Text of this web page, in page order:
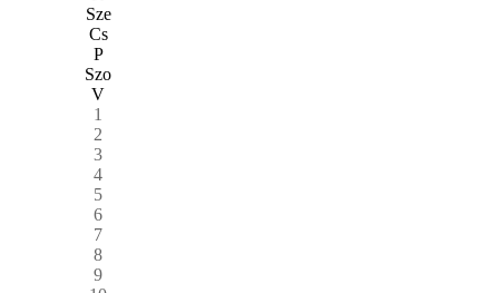
Sze
Cs
P
Szo
V
1
2
3
4
5
6
7
8
9